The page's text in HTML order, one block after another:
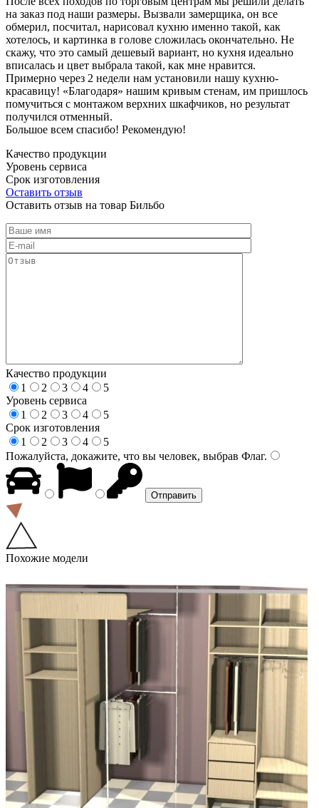
на заказ под наши размеры. Вызвали замерщика, он все
обмерил, посчитал, нарисовал кухню именно такой, как
хотелось, и картинка в голове сложилась окончательно. Не
скажу, что это самый дешевый вариант, но кухня идеально
вписалась и цвет выбрала такой, как мне нравится.
Примерно через 2 недели нам установили нашу кухню-
красавицу! «Благодаря» нашим кривым стенам, им пришлось
помучиться с монтажом верхних шкафчиков, но результат
получился отменный.
Большое всем спасибо! Рекомендую!
Качество продукции
Уровень сервиса
Срок изготовления
Оставить отзыв
Оставить отзыв на товар Бильбо
Качество продукции
1
2 3 4
5
Уровень сервиса
1
2 3 4
5
Срок изготовления
1
2 3 4
5
Пожалуйста, докажите, что вы человек, выбрав Флаг.
Похожие модели